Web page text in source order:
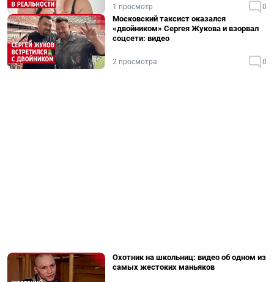
1 просмотр 0
Московский таксист оказался
«двойником» Сергея Жукова и взорвал
соцсети: видео
2 просмотра 0
Охотник на школьниц: видео об одном из
самых жестоких маньяков